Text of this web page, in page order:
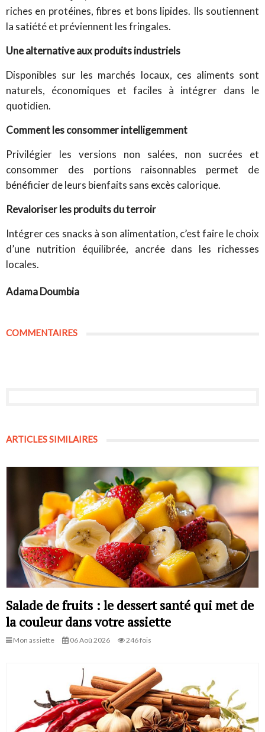
riches en protéines, fibres et bons lipides. Ils soutiennent
la satiété et préviennent les fringales.
Une alternative aux produits industriels
Disponibles sur les marchés locaux, ces aliments sont
naturels, économiques et faciles à intégrer dans le
quotidien.
Comment les consommer intelligemment
Privilégier les versions non salées, non sucrées et
consommer des portions raisonnables permet de
bénéficier de leurs bienfaits sans excès calorique.
Revaloriser les produits du terroir
Intégrer ces snacks à son alimentation, c’est faire le choix
d’une nutrition équilibrée, ancrée dans les richesses
locales.
Adama Doumbia
COMMENTAIRES
ARTICLES SIMILAIRES
Salade de fruits : le dessert santé qui met de
la couleur dans votre assiette
Mon assiette 06 Aoû 2026 246 fois